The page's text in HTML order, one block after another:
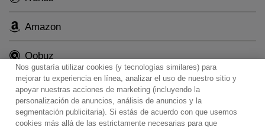
Amazon
Qobuz
Contacto Boletin informativo Términos de Uso
Nos gustaría utilizar cookies (y tecnologías similares) para
mejorar tu experiencia en línea, analizar el uso de nuestro sitio y
apoyar nuestras acciones de marketing (incluyendo la
personalización de anuncios, análisis de anuncios y la
segmentación publicitaria). Si estás de acuerdo con que usemos
cookies más allá de las estrictamente necesarias para que